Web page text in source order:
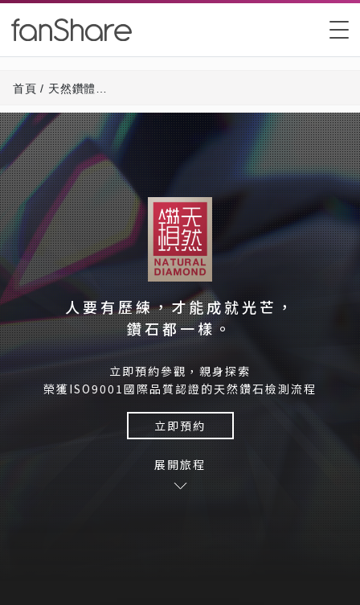
首頁 /
人要有歷練，才能成就光芒，
鑽石都一樣。
立即預約參觀，親身探索
榮獲ISO9001國際品質認證的天然鑽石檢測流程
立即預約
展開旅程